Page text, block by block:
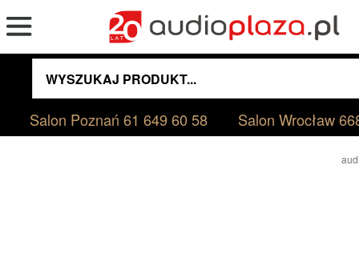
Salon Poznań61 649 60 58 Salon Wrocław